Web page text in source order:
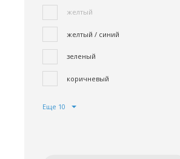
желтый
желтый / синий
зеленый
коричневый
Еще 10